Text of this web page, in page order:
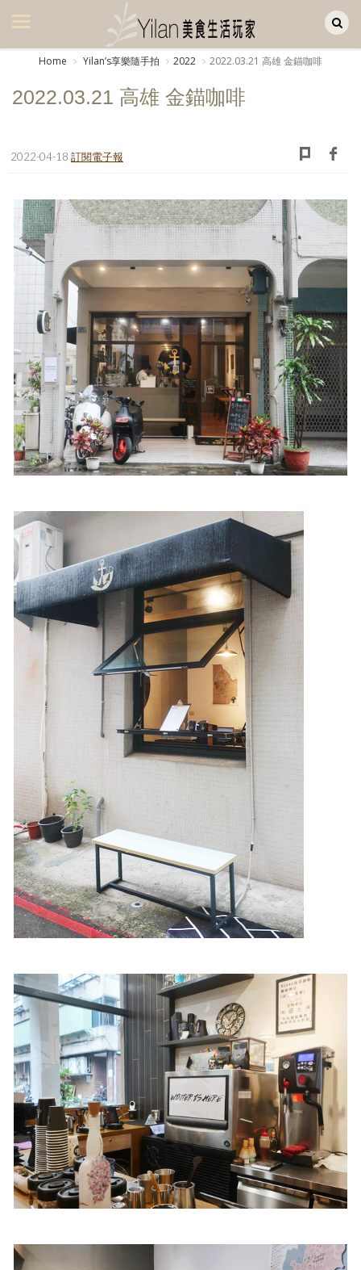
美食集
生活風
書房集
日記簿
餐桌週記
享樂隨手拍
照相簿
影音區
創意出版服務
歷史區
關於Yilan
個人著作
活動實況記錄
媒體報導一覽
合作與代言
訂閱電子報
Home Yilanʼs享樂隨手拍 2022 2022.03.21 高雄 金錨咖啡
2022.03.21 高雄 金錨咖啡
2022-04-18 訂閱電子報